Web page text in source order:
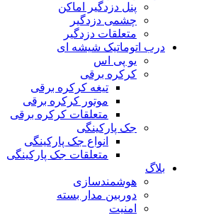
پنل دزدگیر اماکن
چشمی دزدگیر
متعلقات دزدگیر
درب اتوماتیک شیشه ای
یو پی اس
کرکره برقی
تیغه کرکره برقی
موتور کرکره برقی
متعلقات کرکره برقی
جک پارکینگی
انواع جک پارکینگی
متعلقات جک پارکینگی
بلاگ
هوشمندسازی
دوربین مدار بسته
امنیت